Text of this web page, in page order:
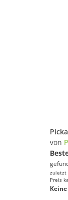
von
zuletzt
Preis